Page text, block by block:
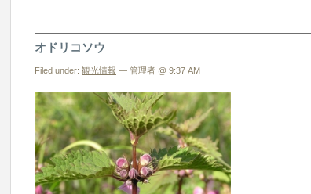
オドリコソウ
Filed under: 観光情報 — 管理者 @ 9:37 AM